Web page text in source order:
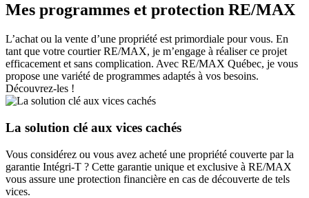
Mes programmes et protection RE/MAX
L’achat ou la vente d’une propriété est primordiale pour vous. En
tant que votre courtier RE/MAX, je m’engage à réaliser ce projet
efficacement et sans complication. Avec RE/MAX Québec, je vous
propose une variété de programmes adaptés à vos besoins.
Découvrez-les !
La solution clé aux vices cachés
Vous considérez ou vous avez acheté une propriété couverte par la
garantie Intégri-T ? Cette garantie unique et exclusive à RE/MAX
vous assure une protection financière en cas de découverte de tels
vices.